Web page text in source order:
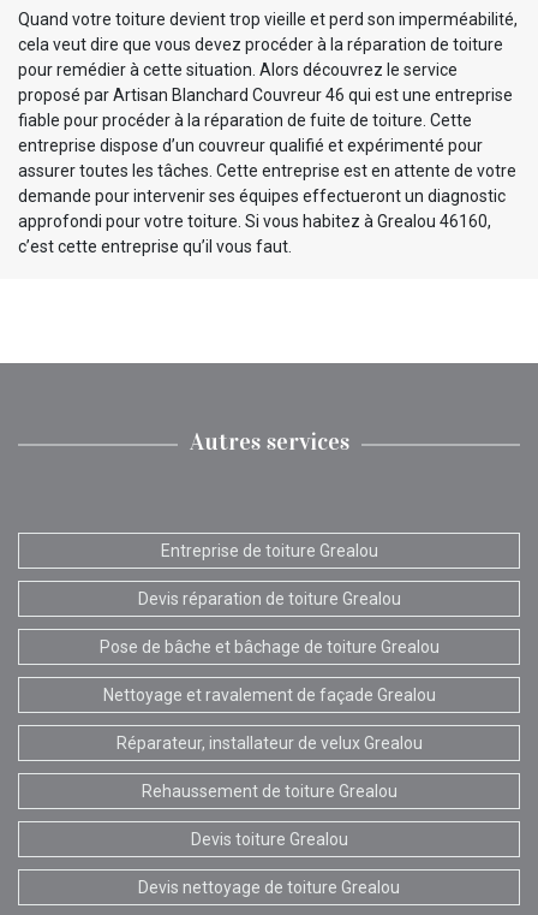
Quand votre toiture devient trop vieille et perd son imperméabilité,
cela veut dire que vous devez procéder à la réparation de toiture
pour remédier à cette situation. Alors découvrez le service
proposé par Artisan Blanchard Couvreur 46 qui est une entreprise
fiable pour procéder à la réparation de fuite de toiture. Cette
entreprise dispose d’un couvreur qualifié et expérimenté pour
assurer toutes les tâches. Cette entreprise est en attente de votre
demande pour intervenir ses équipes effectueront un diagnostic
approfondi pour votre toiture. Si vous habitez à Grealou 46160,
c’est cette entreprise qu’il vous faut.
Autres services
Entreprise de toiture Grealou
Devis réparation de toiture Grealou
Pose de bâche et bâchage de toiture Grealou
Nettoyage et ravalement de façade Grealou
Réparateur, installateur de velux Grealou
Rehaussement de toiture Grealou
Devis toiture Grealou
Devis nettoyage de toiture Grealou